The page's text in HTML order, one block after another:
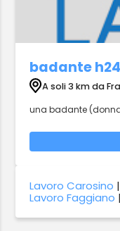
badante
A soli 3 km da
una badante
Lavoro Carosino
Lavoro Faggiano |